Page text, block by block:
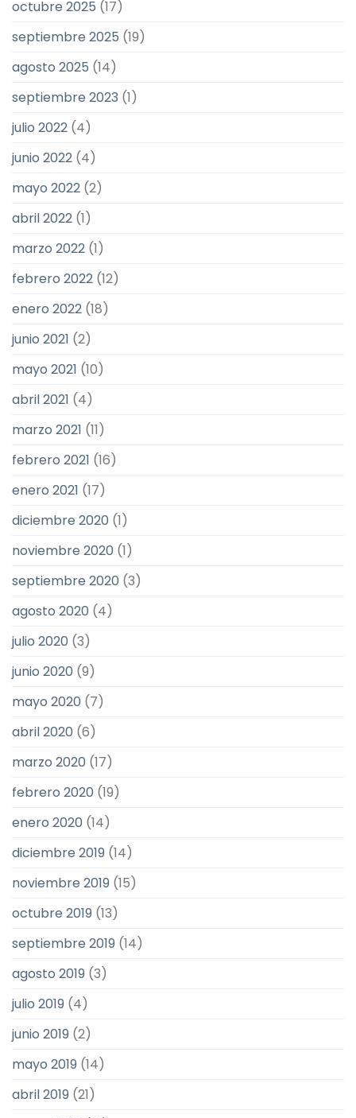
octubre 2025 (17)
septiembre 2025 (19)
agosto 2025 (14)
septiembre 2023 (1)
julio 2022 (4)
junio 2022 (4)
mayo 2022 (2)
abril 2022 (1)
marzo 2022 (1)
febrero 2022 (12)
enero 2022 (18)
junio 2021 (2)
mayo 2021 (10)
abril 2021 (4)
marzo 2021 (11)
febrero 2021 (16)
enero 2021 (17)
diciembre 2020 (1)
noviembre 2020 (1)
septiembre 2020 (3)
agosto 2020 (4)
julio 2020 (3)
junio 2020 (9)
mayo 2020 (7)
abril 2020 (6)
marzo 2020 (17)
febrero 2020 (19)
enero 2020 (14)
diciembre 2019 (14)
noviembre 2019 (15)
octubre 2019 (13)
septiembre 2019 (14)
agosto 2019 (3)
julio 2019 (4)
junio 2019 (2)
mayo 2019 (14)
abril 2019 (21)